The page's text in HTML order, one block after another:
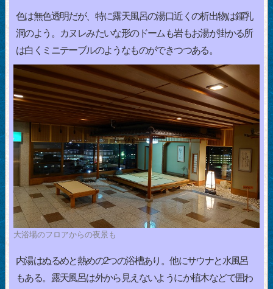
色は無色透明だが、特に露天風呂の湯口近くの析出物は鍾乳
洞のよう。カヌレみたいな形のドームも岩もお湯が掛かる所
は白くミニテーブルのようなものができつつある。
大浴場のフロアからの夜景も
内湯はぬるめと熱めの2つの浴槽あり。他にサウナと水風呂
もある。露天風呂は外から見えないようにか植木などで囲わ